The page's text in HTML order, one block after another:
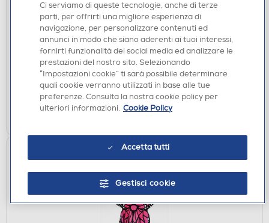
SANIFICATORI
T-TEX - GEL IGIENIZZANTE LAVAMANI
€ 1,99
Acquisto online:disponibile
Ritiro in negozio in 30' gratuito:verifica
AGGIUNGI
Ci serviamo di queste tecnologie, anche di terze
parti, per offrirti una migliore esperienza di
navigazione, per personalizzare contenuti ed
annunci in modo che siano aderenti ai tuoi interessi,
fornirti funzionalità dei social media ed analizzare le
prestazioni del nostro sito. Selezionando
“Impostazioni cookie” ti sarà possibile determinare
quali cookie verranno utilizzati in base alle tue
preferenze. Consulta la nostra cookie policy per
ulteriori informazioni. Cookie Policy
Accetta tutti
Gestisci cookie